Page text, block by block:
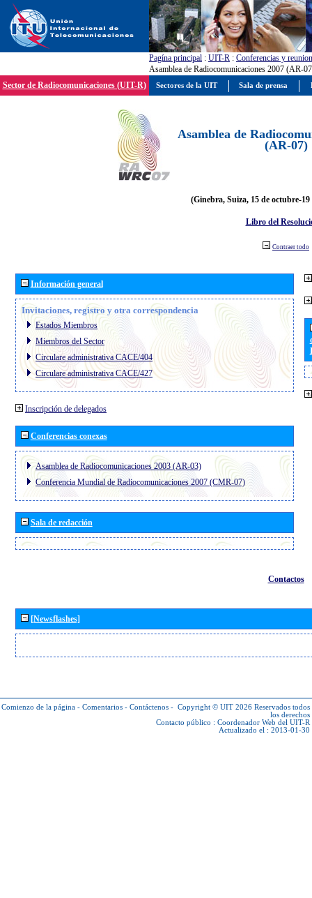
Pagína principal : UIT-R : Conferencias y
Asamblea de Radiocomunicaciones 2007 (AR-
Sector de Radiocomunicaciones (UIT-R)
Asamblea de
(AR-07)
(Ginebra, Suiza, 15 de octubre-19
Libro del
Contraer todo
Información general
Invitaciones, registro y otra correspondencia
Estados Miembros
Miembros del Sector
Circulare administrativa CACE/404
Circulare administrativa CACE/427
Inscripción de delegados
Conferencias conexas
Asamblea de Radiocomunicaciones 2003 (AR-03)
Conferencia Mundial de Radiocomunicaciones 2007 (CMR-07)
Sala de redacción
Contactos
[Newsflashes]
Comienzo de la página - Comentarios - Contáctenos - Copyright © UIT 2026 Reservados todos
los derechos
Contacto público : Coordenador Web del UIT-R
Actualizado el : 2013-01-30
Sectores de la UIT Sala de prensa